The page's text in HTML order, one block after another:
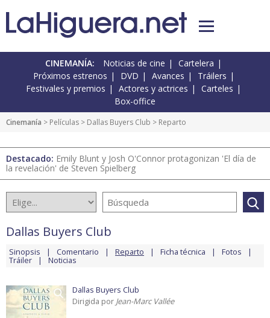
CINEMANÍA: Noticias de cine
Cartelera
Próximos estrenos
DVD Avances
Tráilers
Festivales y premios
Actores y actrices
Carteles
Box-office
Cinemanía > Películas > Dallas Buyers Club > Reparto
Destacado: Emily Blunt y Josh O'Connor protagonizan 'El día de
la revelación' de Steven Spielberg
Dallas Buyers Club
Sinopsis Comentario Reparto Ficha técnica Fotos
Tráiler Noticias
Dallas Buyers Club
Dirigida por Jean-Marc Vallée